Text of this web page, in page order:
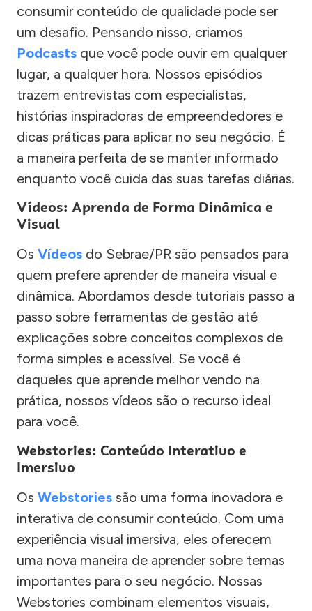
consumir conteúdo de qualidade pode ser
um desafio. Pensando nisso, criamos
Podcasts que você pode ouvir em qualquer
lugar, a qualquer hora. Nossos episódios
trazem entrevistas com especialistas,
histórias inspiradoras de empreendedores e
dicas práticas para aplicar no seu negócio. É
a maneira perfeita de se manter informado
enquanto você cuida das suas tarefas diárias.
Vídeos: Aprenda de Forma Dinâmica e
Visual
Os Vídeos do Sebrae/PR são pensados para
quem prefere aprender de maneira visual e
dinâmica. Abordamos desde tutoriais passo a
passo sobre ferramentas de gestão até
explicações sobre conceitos complexos de
forma simples e acessível. Se você é
daqueles que aprende melhor vendo na
prática, nossos vídeos são o recurso ideal
para você.
Webstories: Conteúdo Interativo e
Imersivo
Os Webstories são uma forma inovadora e
interativa de consumir conteúdo. Com uma
experiência visual imersiva, eles oferecem
uma nova maneira de aprender sobre temas
importantes para o seu negócio. Nossas
Webstories combinam elementos visuais,